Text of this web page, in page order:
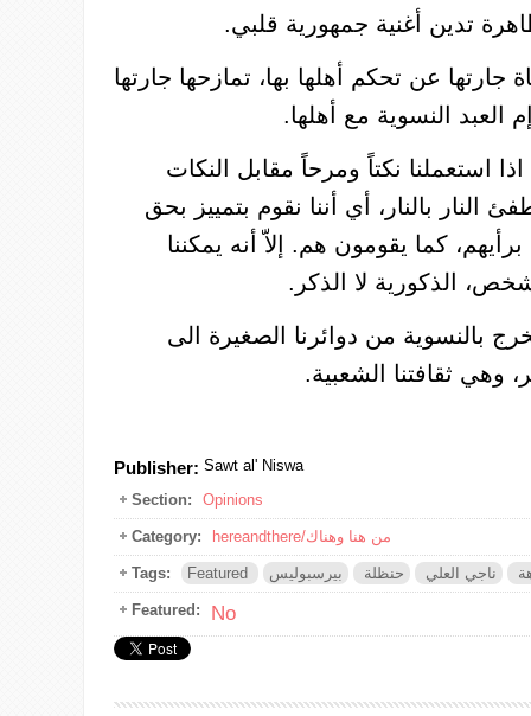
تدين أغنية جمهورية قلبي.
جارتها عن تحكم أهلها بها، تمازحها جارتها
العبد النسوية مع أهلها.
استعملنا نكتاً ومرحاً مقابل النكات
النار بالنار، أي أننا نقوم بتمييز بحق
كما يقومون هم. إلاّ أنه يمكننا
الذكورية لا الذكر.
بالنسوية من دوائرنا الصغيرة الى
وهي ثقافتنا الشعبية.
Publisher: Sawt al' Niswa
Section:
Opinions
Category: hereandthere/من هنا وهناك
Tags: Featured ناجي العلي حنظلة بيرسبوليس
Featured: No